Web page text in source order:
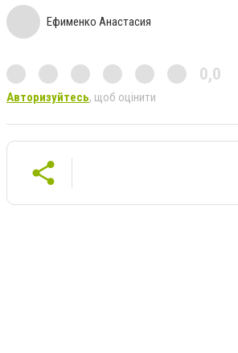
Ефименко Анастасия
0,0
Авторизуйтесь, щоб оцінити